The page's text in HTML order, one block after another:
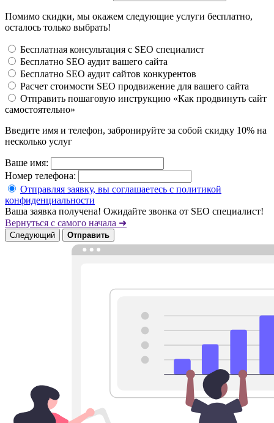
Помимо скидки, мы окажем следующие услуги бесплатно,
осталось только выбрать!
Бесплатная консультация с SEO специалист
Бесплатно SEO аудит вашего сайта
Бесплатно SEO аудит сайтов конкурентов
Расчет стоимости SEO продвижение для вашего сайта
Отправить пошаговую инструкцию «Как продвинуть сайт
самостоятельно»
Введите имя и телефон, забронируйте за собой скидку 10% на
несколько услуг
Ваше имя:
Номер телефона:
Отправляя заявку, вы соглашаетесь с политикой
конфиденциальности
Ваша заявка получена! Ожидайте звонка от SEO специалист!
Вернуться с самого начала ➜
Следующий Отправить